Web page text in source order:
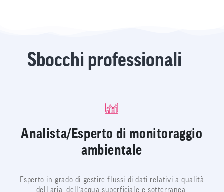
Sbocchi professionali
Analista/Esperto di monitoraggio
ambientale
Esperto in grado di gestire flussi di dati relativi a qualità
dell’aria, dell’acqua superficiale e sotterranea,